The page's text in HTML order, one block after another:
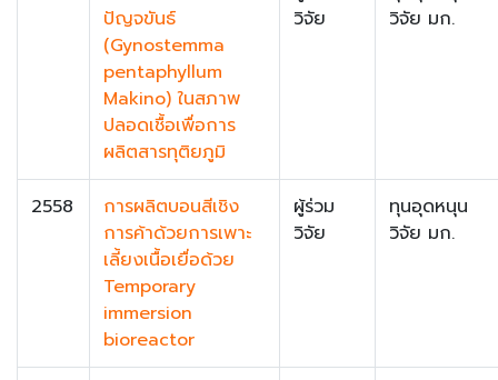
ปัญจขันธ์
(Gynostemma
pentaphyllum
Makino) ในสภาพ
ปลอดเชื้อเพื่อการ
ผลิตสารทุติยภูมิ
วิจัย
วิจัย มก.
2558
การผลิตบอนสีเชิง
การค้าด้วยการเพาะ
เลี้ยงเนื้อเยื่อด้วย
Temporary
immersion
bioreactor
ผู้ร่วม
วิจัย
ทุนอุดหนุน
วิจัย มก.